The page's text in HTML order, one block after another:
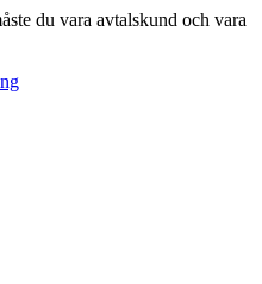
du vara avtalskund och vara